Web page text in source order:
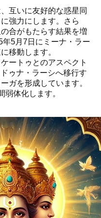
互いに友好的な惑星同
強力にします。さら
合がもたらす結果を増
5月7日にミーナ・ラー
移動します。
ートゥとのアスペクト
ゥナ・ラーシへ移行す
ガを形成しています。
弱体化します。